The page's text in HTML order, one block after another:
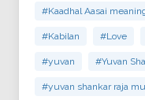
#Kaadhal Aasai
#Kabilan #Love
#yuvan #Yuvan
#yuvan shankar raja